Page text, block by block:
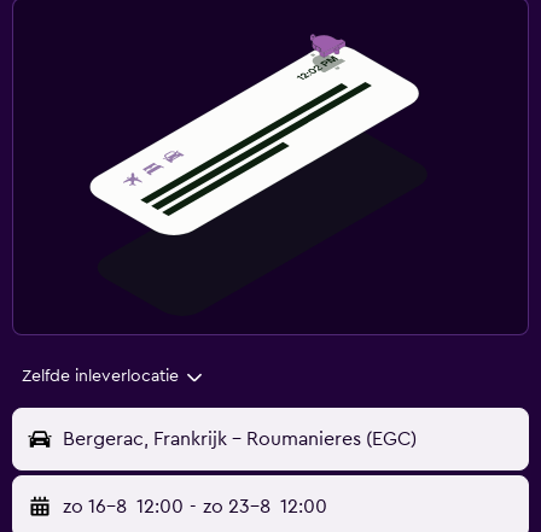
Zelfde inleverlocatie
Bergerac, Frankrijk - Roumanieres (EGC)
zo 16-8 12:00 - zo 23-8 12:00